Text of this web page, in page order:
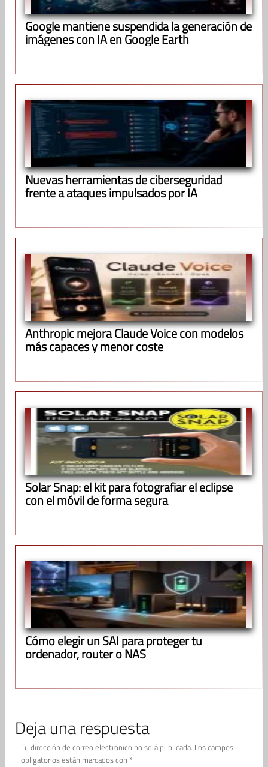
Google mantiene suspendida la generación de
imágenes con IA en Google Earth
Nuevas herramientas de ciberseguridad
frente a ataques impulsados por IA
Anthropic mejora Claude Voice con modelos
más capaces y menor coste
Solar Snap: el kit para fotografiar el eclipse
con el móvil de forma segura
Cómo elegir un SAI para proteger tu
ordenador, router o NAS
Deja una respuesta
Tu dirección de correo electrónico no será publicada. Los campos
obligatorios están marcados con *